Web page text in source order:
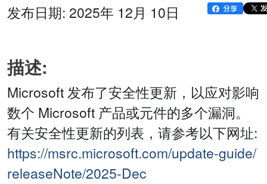
发布日期: 2025年 12月 10日
描述:
Microsoft 发布了安全性更新，以应对影响
数个 Microsoft 产品或元件的多个漏洞。
有关安全性更新的列表，请参考以下网址:
https://msrc.microsoft.com/update-guide/
releaseNote/2025-Dec